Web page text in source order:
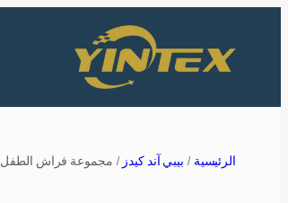
المحتوى
الرئيسية / بيبي آند كيدز / مجموعة فراش الطفل